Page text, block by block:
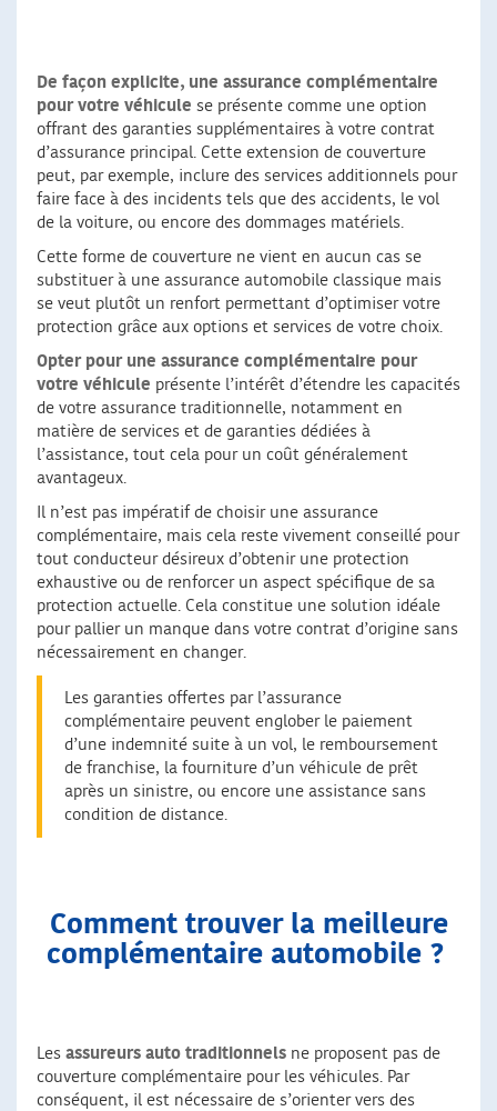
De façon explicite, une assurance complémentaire
pour votre véhicule se présente comme une option
offrant des garanties supplémentaires à votre contrat
d’assurance principal. Cette extension de couverture
peut, par exemple, inclure des services additionnels pour
faire face à des incidents tels que des accidents, le vol
de la voiture, ou encore des dommages matériels.
Cette forme de couverture ne vient en aucun cas se
substituer à une assurance automobile classique mais
se veut plutôt un renfort permettant d’optimiser votre
protection grâce aux options et services de votre choix.
Opter pour une assurance complémentaire pour
votre véhicule présente l’intérêt d’étendre les capacités
de votre assurance traditionnelle, notamment en
matière de services et de garanties dédiées à
l’assistance, tout cela pour un coût généralement
avantageux.
Il n’est pas impératif de choisir une assurance
complémentaire, mais cela reste vivement conseillé pour
tout conducteur désireux d’obtenir une protection
exhaustive ou de renforcer un aspect spécifique de sa
protection actuelle. Cela constitue une solution idéale
pour pallier un manque dans votre contrat d’origine sans
nécessairement en changer.
Les garanties offertes par l’assurance
complémentaire peuvent englober le paiement
d’une indemnité suite à un vol, le remboursement
de franchise, la fourniture d’un véhicule de prêt
après un sinistre, ou encore une assistance sans
condition de distance.
Comment trouver la meilleure
complémentaire automobile ?
Les assureurs auto traditionnels ne proposent pas de
couverture complémentaire pour les véhicules. Par
conséquent, il est nécessaire de s’orienter vers des